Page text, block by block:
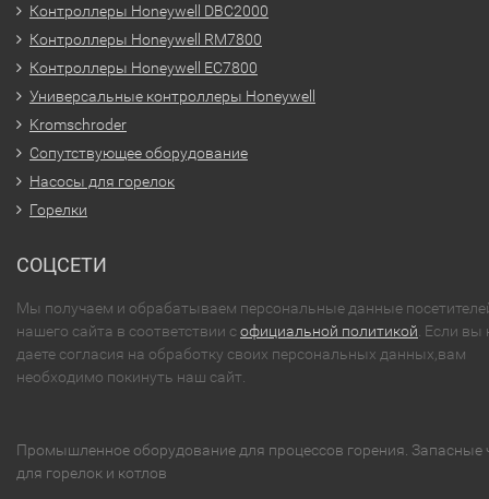
Контроллеры Honeywell DBC2000
Контроллеры Honeywell RM7800
Контроллеры Honeywell EC7800
Универсальные контроллеры Honeywell
Kromschroder
Сопутствующее оборудование
Насосы для горелок
Горелки
СОЦСЕТИ
Мы получаем и обрабатываем персональные данные
нашего сайта в соответствии софициальной политикой . Если вы
даете согласия на обработку своих персональных данных,вам
необходимо покинуть наш сайт.
Промышленное оборудование для процессов горения. Запасные
для горелок и котлов